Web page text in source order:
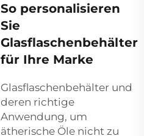
So personalisieren
Sie
Glasflaschenbehälter
für Ihre Marke
Glasflaschenbehälter und
deren richtige
Anwendung, um
ätherische Öle nicht zu